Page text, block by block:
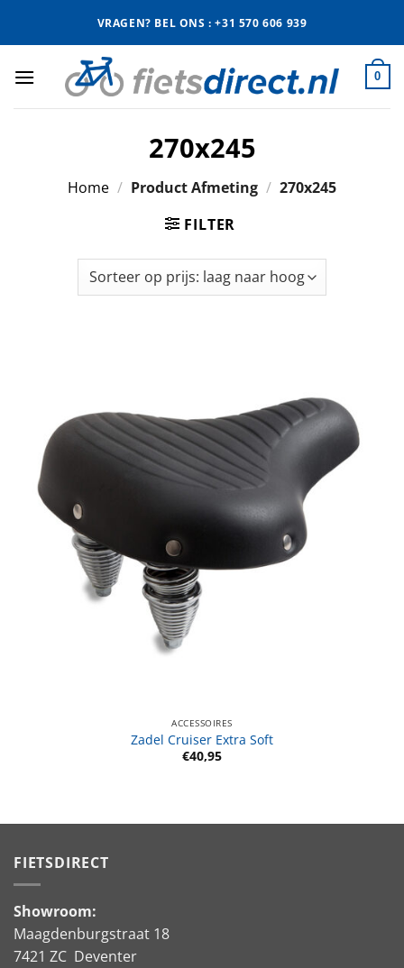
VRAGEN? BEL ONS : +31 570 606 939
0
270x245
Home / Product Afmeting / 270x245
FILTER
ACCESSOIRES
Zadel Cruiser Extra Soft
€40,95
FIETSDIRECT
Showroom:
Maagdenburgstraat 18
7421 ZC Deventer